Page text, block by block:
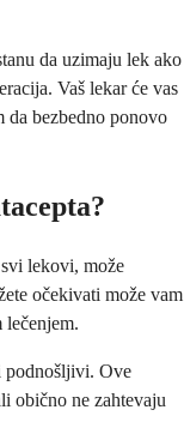
da uzimaju lek ako
Vaš lekar će vas
da bezbedno ponovo
lekovi, može
očekivati može vam
lečenjem.
podnošljivi. Ove
obično ne zahtevaju